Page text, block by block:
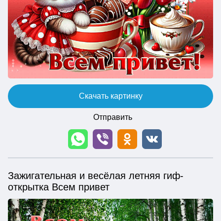
Скачать картинку
Отправить
Зажигательная и весёлая летняя гиф-
открытка Всем привет